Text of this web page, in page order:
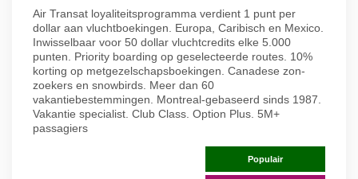
Air Transat loyaliteitsprogramma verdient 1 punt per
dollar aan vluchtboekingen. Europa, Caribisch en Mexico.
Inwisselbaar voor 50 dollar vluchtcredits elke 5.000
punten. Priority boarding op geselecteerde routes. 10%
korting op metgezelschapsboekingen. Canadese zon-
zoekers en snowbirds. Meer dan 60
vakantiebestemmingen. Montreal-gebaseerd sinds 1987.
Vakantie specialist. Club Class. Option Plus. 5M+
passagiers
Populair